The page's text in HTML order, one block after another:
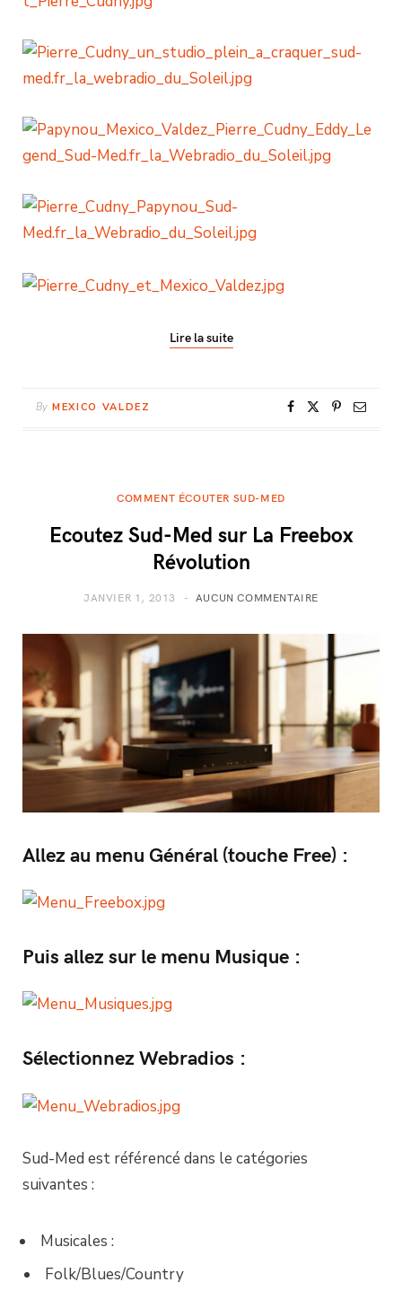
Lire la suite
By MEXICO VALDEZ
COMMENT ÉCOUTER SUD-MED
Ecoutez Sud-Med sur La Freebox
Révolution
JANVIER 1, 2013 AUCUN COMMENTAIRE
Allez au menu Général (touche Free) :
Puis allez sur le menu Musique :
Sélectionnez Webradios :
Sud-Med est référencé dans le catégories
suivantes :
Musicales :
Folk/Blues/Country